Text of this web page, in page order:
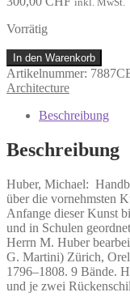
Vorrätig
Huber,
Michael:
Handbuch
Kunstliebhaber
Sammler
über
vornehmsten
Kupferstecher
und
ihre
Werke.
Menge
In den Warenkorb
Artikelnummer:
Architecture
Beschreibung
Beschreibung
Huber, Michael:
über die vornehmsten
Anfange dieser Kunst
und in Schulen
Herrn M. Huber
G. Martini) Zürich,
1796–1808. 9 Bände.
und je zwei